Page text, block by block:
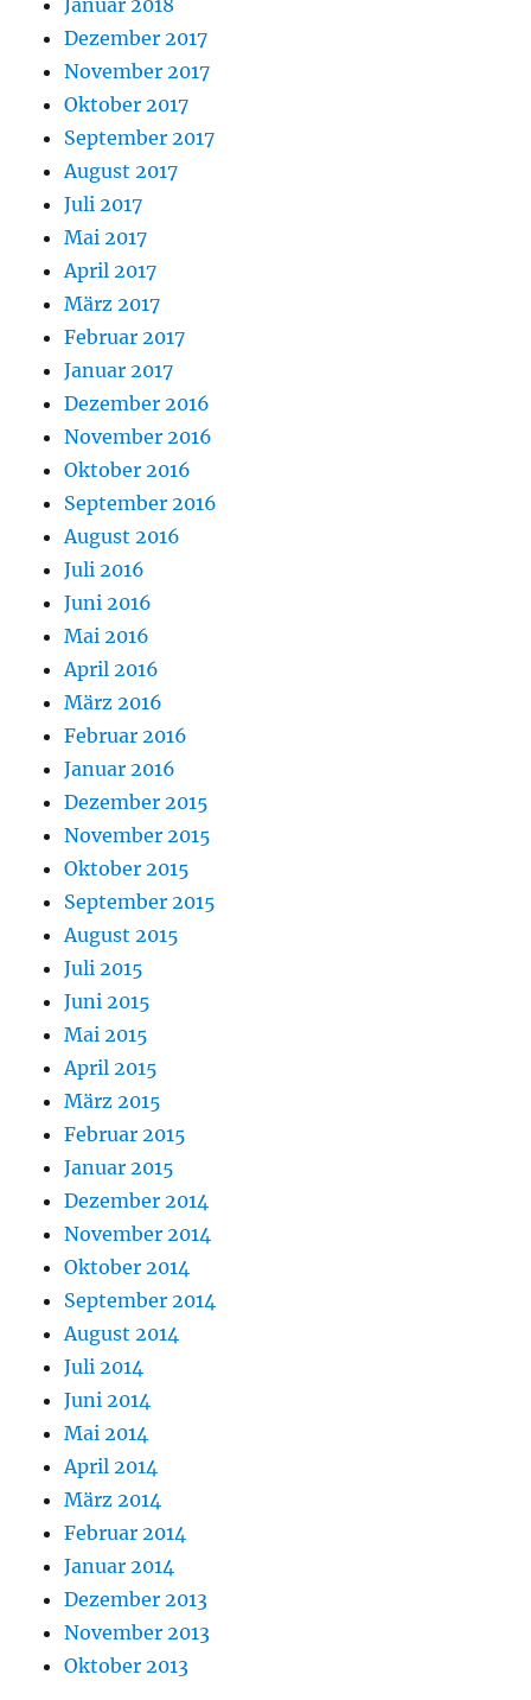
Dezember 2017
November 2017
Oktober 2017
September 2017
August 2017
Juli 2017
Mai 2017
April 2017
März 2017
Februar 2017
Januar 2017
Dezember 2016
November 2016
Oktober 2016
September 2016
August 2016
Juli 2016
Juni 2016
Mai 2016
April 2016
März 2016
Februar 2016
Januar 2016
Dezember 2015
November 2015
Oktober 2015
September 2015
August 2015
Juli 2015
Juni 2015
Mai 2015
April 2015
März 2015
Februar 2015
Januar 2015
Dezember 2014
November 2014
Oktober 2014
September 2014
August 2014
Juli 2014
Juni 2014
Mai 2014
April 2014
März 2014
Februar 2014
Januar 2014
Dezember 2013
November 2013
Oktober 2013